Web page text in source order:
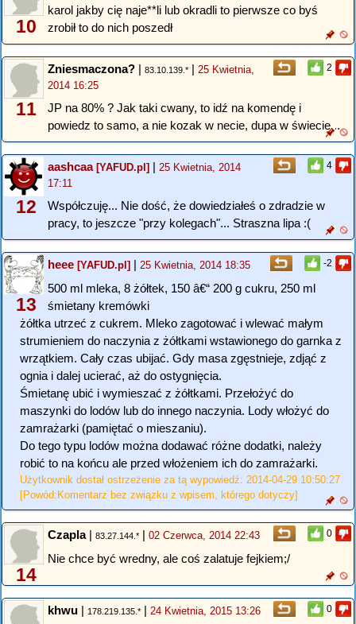
10
karol jakby cię naje**li lub okradli to pierwsze co byś
zrobił to do nich poszedł
2
11
Zniesmaczona? | 83.10.139.* | 25 Kwietnia,
2014 16:25
JP na 80% ? Jak taki cwany, to idź na komendę i
powiedz to samo, a nie kozak w necie, dupa w świecie...
4
12
aashcaa[YAFUD.pl] | 25 Kwietnia, 2014
17:11
Współczuję... Nie dość, że dowiedziałeś o zdradzie w
pracy, to jeszcze "przy kolegach"... Straszna lipa :(
-2
13
heee [YAFUD.pl] | 25 Kwietnia, 2014 18:35
500 ml mleka, 8 żółtek, 150 â€“ 200 g cukru, 250 ml
śmietany kremówki
żółtka utrzeć z cukrem. Mleko zagotować i wlewać małym
strumieniem do naczynia z żółtkami wstawionego do garnka z
wrzątkiem. Cały czas ubijać. Gdy masa zgęstnieje, zdjąć z
ognia i dalej ucierać, aż do ostygnięcia.
Śmietanę ubić i wymieszać z żółtkami. Przełożyć do
maszynki do lodów lub do innego naczynia. Lody włożyć do
zamrażarki (pamiętać o mieszaniu).
Do tego typu lodów można dodawać różne dodatki, należy
robić to na końcu ale przed włożeniem ich do zamrażarki.
Użytkownik dostał ostrzeżenie za tą wypowiedź: 2014-04-29 10:50:27
[Powód:Komentarz bez związku z wpisem, którego dotyczy]
0
14
Czapla| 83.27.144.* | 02 Czerwca, 2014 22:43
Nie chce być wredny, ale coś zalatuje fejkiem;/
0
khwu | 178.219.135.* | 24 Kwietnia, 2015 13:26